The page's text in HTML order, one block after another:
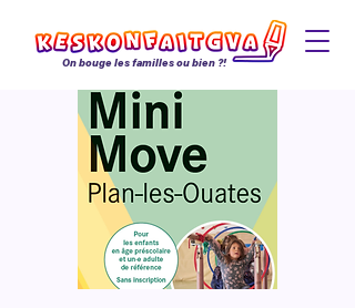
On bouge les familles ou bien ?!